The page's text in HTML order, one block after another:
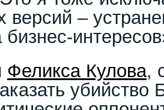
версий –
Феликса Кулова,